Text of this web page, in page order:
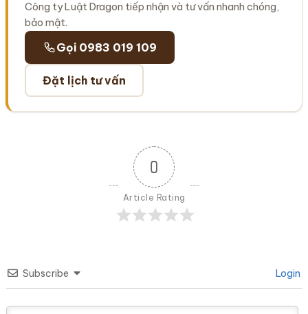
Công ty Luật Dragon tiếp nhận và tư vấn nhanh chóng,
bảo mật.
Gọi 0983 019 109
Đặt lịch tư vấn
0
Article Rating
Subscribe Login